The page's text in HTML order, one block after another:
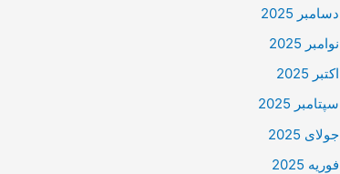
دسامبر 2025
نوامبر 2025
اکتبر 2025
سپتامبر 2025
جولای 2025
فوریه 2025